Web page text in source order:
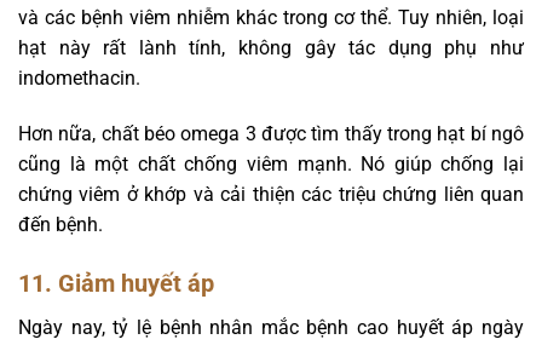
và các bệnh viêm nhiễm khác trong cơ thể. Tuy nhiên, loại
hạt này rất lành tính, không gây tác dụng phụ như
indomethacin.
Hơn nữa, chất béo omega 3 được tìm thấy trong hạt bí ngô
cũng là một chất chống viêm mạnh. Nó giúp chống lại
chứng viêm ở khớp và cải thiện các triệu chứng liên quan
đến bệnh.
11. Giảm huyết áp
Ngày nay, tỷ lệ bệnh nhân mắc bệnh cao huyết áp ngày